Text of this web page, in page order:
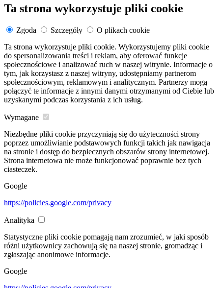
Ta strona wykorzystuje pliki cookie
Zgoda Szczegóły
O plikach cookie
Ta strona wykorzystuje pliki cookie. Wykorzystujemy pliki cookie
do spersonalizowania treści i reklam, aby oferować funkcje
społecznościowe i analizować ruch w naszej witrynie. Informacje o
tym, jak korzystasz z naszej witryny, udostępniamy partnerom
społecznościowym, reklamowym i analitycznym. Partnerzy mogą
połączyć te informacje z innymi danymi otrzymanymi od Ciebie lub
uzyskanymi podczas korzystania z ich usług.
Wymagane
Niezbędne pliki cookie przyczyniają się do użyteczności strony
poprzez umożliwianie podstawowych funkcji takich jak nawigacja
na stronie i dostęp do bezpiecznych obszarów strony internetowej.
Strona internetowa nie może funkcjonować poprawnie bez tych
ciasteczek.
Google
https://policies.google.com/privacy
Analityka
Statystyczne pliki cookie pomagają nam zrozumieć, w jaki sposób
różni użytkownicy zachowują się na naszej stronie, gromadząc i
zgłaszając anonimowe informacje.
Google